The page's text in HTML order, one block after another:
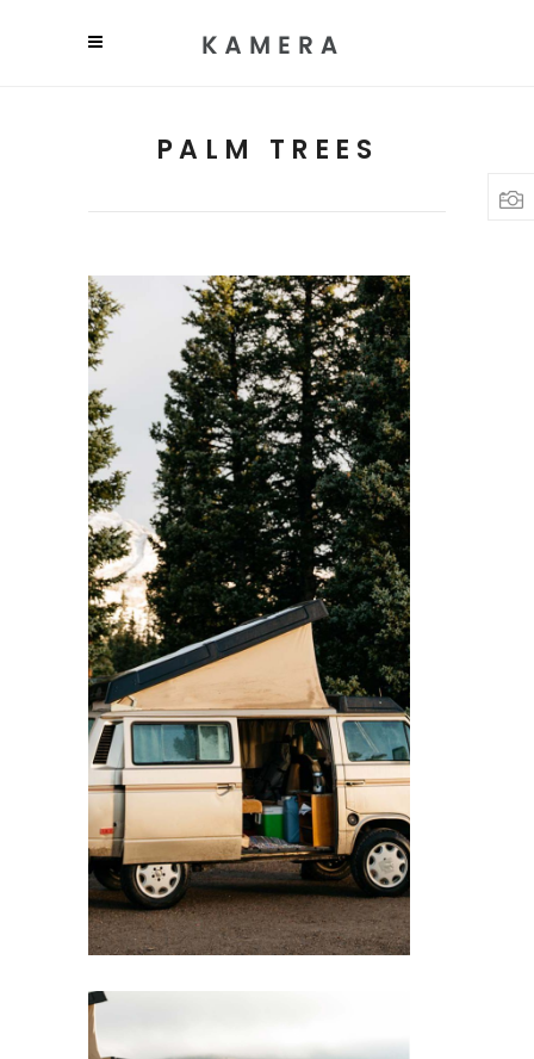
PALM TREES